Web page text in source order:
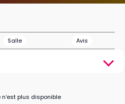
Salle Avis
plus disponible